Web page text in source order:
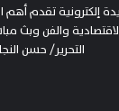
إلكترونية تقدم أهم
والفن وبث
التحرير/ حسن